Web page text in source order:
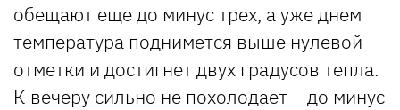
обещают еще до минус трех, а уже днем
температура поднимется выше нулевой
отметки и достигнет двух градусов тепла.
К вечеру сильно не похолодает – до минус